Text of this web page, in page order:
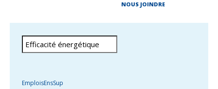
NOUS JOINDRE
EmploisEnsSup